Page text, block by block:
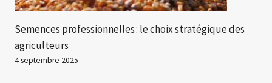
Semences professionnelles : le choix stratégique des
agriculteurs
4 septembre 2025